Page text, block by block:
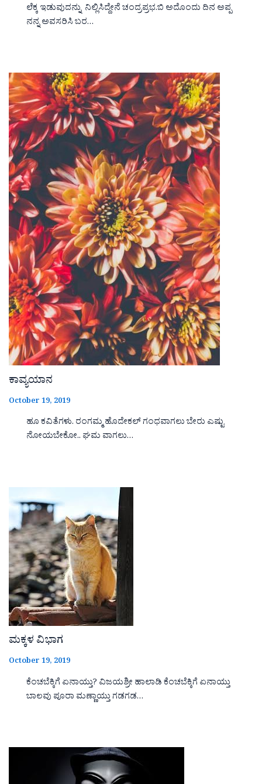
ಲೆಕ್ಕ ಇಡುವುದನ್ನು ನಿಲ್ಲಿಸಿದ್ದೇನೆ ಚಂದ್ರಪ್ರಭ.ಬಿ ಅದೊಂದು ದಿನ ಅಪ್ಪ
ನನ್ನ ಅವಸರಿಸಿ ಬರ…
ಕಾವ್ಯಯಾನ
October 19, 2019
ಹೂ ಕವಿತೆಗಳು. ರಂಗಮ್ಮ ಹೊದೇಕಲ್ ಗಂಧವಾಗಲು ಬೇರು ಎಷ್ಟು
ನೋಯಬೇಕೋ.. ಘಮ ವಾಗಲು…
ಮಕ್ಕಳ ವಿಭಾಗ
October 19, 2019
ಕೆಂಚಬೆಕ್ಕಿಗೆ ಏನಾಯ್ತು? ವಿಜಯಶ್ರೀ ಹಾಲಾಡಿ ಕೆಂಚಬೆಕ್ಕಿಗೆ ಏನಾಯ್ತು
ಬಾಲವು ಪೂರಾ ಮಣ್ಣಾಯ್ತು ಗಡಗಡ…